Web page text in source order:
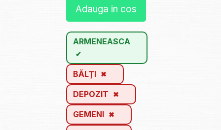
Adauga in cos
ARMENEASCA
BĂLȚI
DEPOZIT
GEMENI